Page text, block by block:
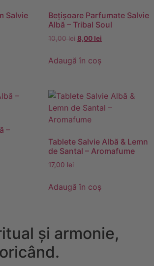
Salvie
Bețișoare Parfumate Salvie
Albă – Tribal Soul
10,00lei Prețul
a
8,00 leiPrețul
Adaugă în coș
–
Tablete Salvie Albă & Lemn
de Santal – Aromafume
17,00 lei
Adaugă în coș
și armonie,